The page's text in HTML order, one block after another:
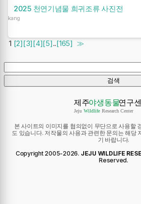
2025 천연기념물 희귀조류 사진전
kang
1 [2][3][4][5]..[165] ≫
본 사이트의 이미지를 협의없이 무단으로 사용할
도 있습니다. 저작물의 사용과 관련한 문의는 해당
기 바랍니다.
Copyright 2005-2026. JEJU WILDLIFE
Reserved.